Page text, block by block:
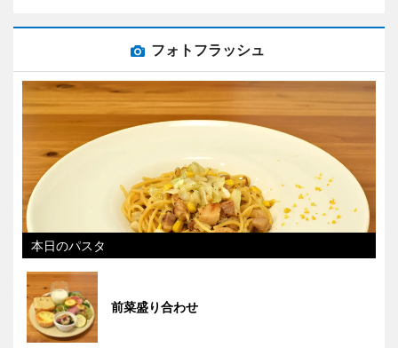
フォトフラッシュ
本日のパスタ
前菜盛り合わせ